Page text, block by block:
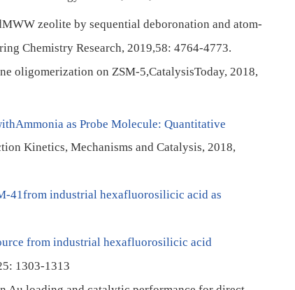
zeolite by sequential deboronation and atom-
Chemistry Research, 2019,58: 4764-4773.
oligomerization on ZSM-5,CatalysisToday, 2018,
as Probe Molecule: Quantitative
Kinetics, Mechanisms and Catalysis, 2018,
41from industrial hexafluorosilicic acid as
from industrial hexafluorosilicic acid
1303-1313